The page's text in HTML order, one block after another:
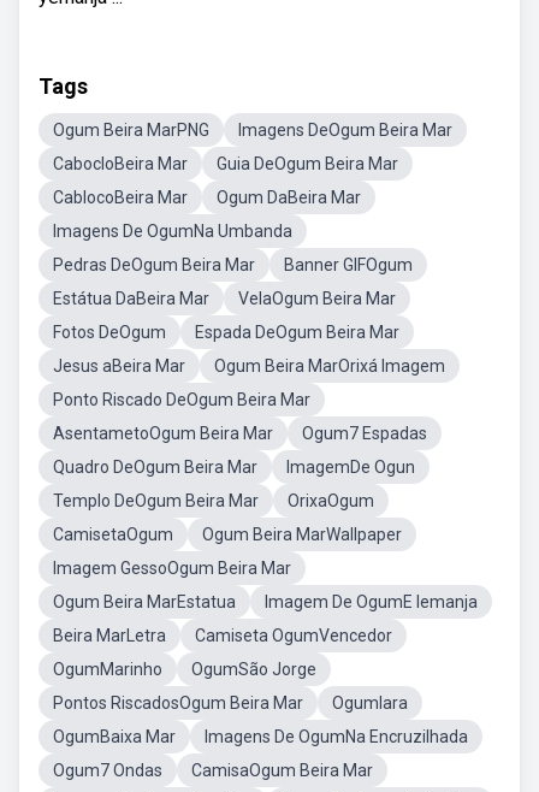
Tags
Ogum Beira MarPNG
Imagens DeOgum Beira Mar
CabocloBeira Mar
Guia DeOgum Beira Mar
CablocoBeira Mar
Ogum DaBeira Mar
Imagens De OgumNa Umbanda
Pedras DeOgum Beira Mar
Banner GIFOgum
Estátua DaBeira Mar
VelaOgum Beira Mar
Fotos DeOgum
Espada DeOgum Beira Mar
Jesus aBeira Mar
Ogum Beira MarOrixá Imagem
Ponto Riscado DeOgum Beira Mar
AsentametoOgum Beira Mar
Ogum7 Espadas
Quadro DeOgum Beira Mar
ImagemDe Ogun
Templo DeOgum Beira Mar
OrixaOgum
CamisetaOgum
Ogum Beira MarWallpaper
Imagem GessoOgum Beira Mar
Ogum Beira MarEstatua
Imagem De OgumE Iemanja
Beira MarLetra
Camiseta OgumVencedor
OgumMarinho
OgumSão Jorge
Pontos RiscadosOgum Beira Mar
OgumIara
OgumBaixa Mar
Imagens De OgumNa Encruzilhada
Ogum7 Ondas
CamisaOgum Beira Mar